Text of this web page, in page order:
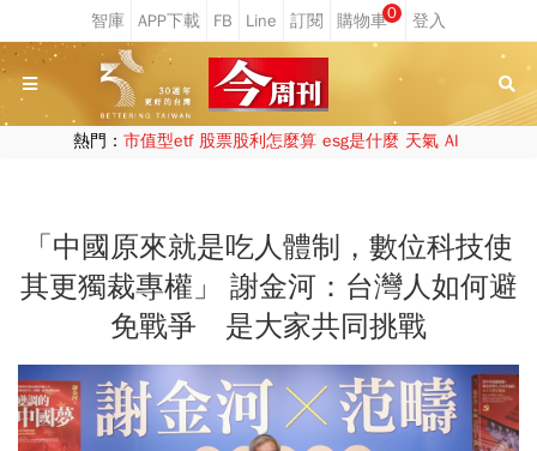
0
熱門： 市值型etf 股票股利怎麼算 esg是什麼 天氣 AI
「中國原來就是吃人體制，數位科技使
其更獨裁專權」 謝金河：台灣人如何避
免戰爭 是大家共同挑戰